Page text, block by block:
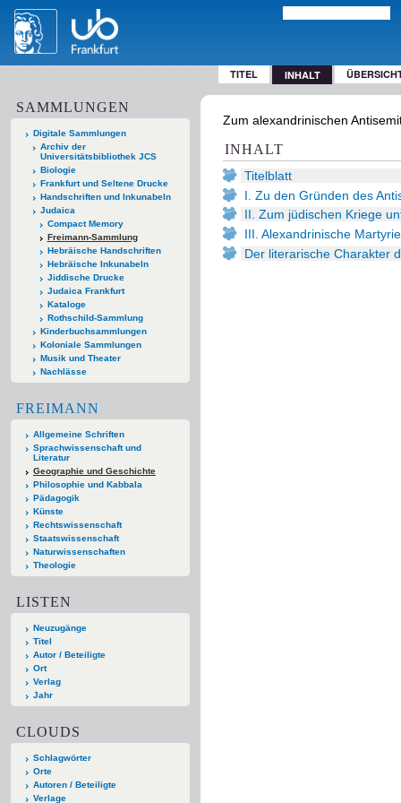
TITEL INHALT
SAMMLUNGEN
Digitale Sammlungen
Archiv der
Universitätsbibliothek JCS
Biologie
Frankfurt und Seltene Drucke
Handschriften und Inkunabeln
Judaica
Compact Memory
Freimann-Sammlung
Hebräische Handschriften
Hebräische Inkunabeln
Jiddische Drucke
Judaica Frankfurt
Kataloge
Rothschild-Sammlung
Kinderbuchsammlungen
Koloniale Sammlungen
Musik und Theater
Nachlässe
FREIMANN
Allgemeine Schriften
Sprachwissenschaft und
Literatur
Geographie und Geschichte
Philosophie und Kabbala
Pädagogik
Künste
Rechtswissenschaft
Staatswissenschaft
Naturwissenschaften
Theologie
LISTEN
Neuzugänge
Titel
Autor / Beteiligte
Ort
Verlag
Jahr
CLOUDS
Schlagwörter
Orte
Autoren / Beteiligte
Verlage
Zum alexandrinischen
INHALT
Titelblatt
I. Zu den Gründen des
II. Zum jüdischen Kriege
III. Alexandrinische
Der literarische Charakter